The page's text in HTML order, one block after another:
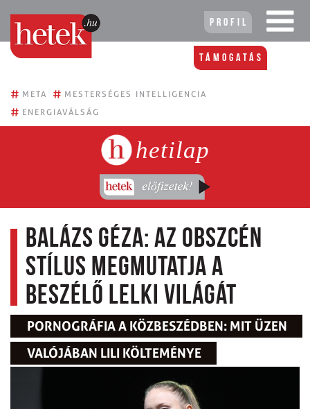
Profil
Támogatás
# META # MESTERSÉGES INTELLIGENCIA
# ENERGIAVÁLSÁG
hetilap
Balázs Géza: az obszcén
stílus megmutatja a
beszélő lelki világát
PORNOGRÁFIA A KÖZBESZÉDBEN: MIT ÜZEN
VALÓJÁBAN LILI KÖLTEMÉNYE